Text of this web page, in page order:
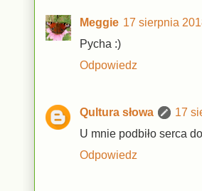
Meggie 17 sierpnia
Pycha :)
Odpowiedz
Qultura słowa
17
U mnie podbiło serca
Odpowiedz